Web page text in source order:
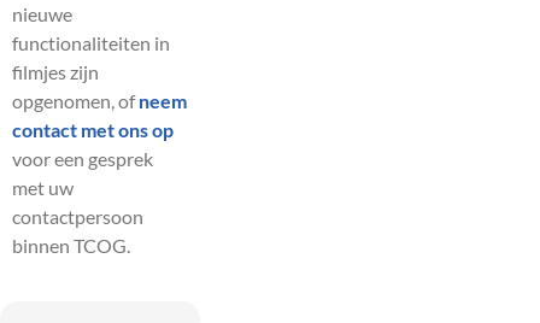
nieuwe
functionaliteiten in
filmjes zijn
opgenomen, ofneem
contact met ons op
voor een gesprek
met uw
contactpersoon
binnen TCOG.